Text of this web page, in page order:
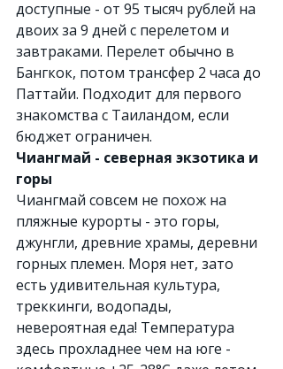
доступные - от 95 тысяч рублей на
двоих за 9 дней с перелетом и
завтраками. Перелет обычно в
Бангкок, потом трансфер 2 часа до
Паттайи. Подходит для первого
знакомства с Таиландом, если
бюджет ограничен.
Чиангмай - северная экзотика и
горы
Чиангмай совсем не похож на
пляжные курорты - это горы,
джунгли, древние храмы, деревни
горных племен. Моря нет, зато
есть удивительная культура,
треккинги, водопады,
невероятная еда! Температура
здесь прохладнее чем на юге -